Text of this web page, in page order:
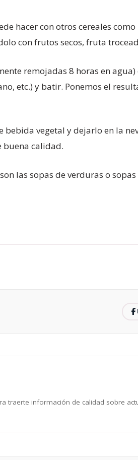
hacer con otros cereales
con frutos secos, fruta
remojadas 8 horas en
etc.) y batir. Ponemos el
bebida vegetal y dejarlo en la
buena calidad.
las sopas de verduras o sopas
traerte información de calidad sobre